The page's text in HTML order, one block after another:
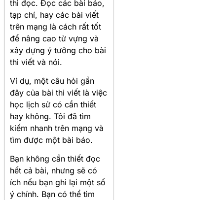
thi đọc. Đọc các bài báo,
tạp chí, hay các bài viết
trên mạng là cách rất tốt
để nâng cao từ vựng và
xây dựng ý tưởng cho bài
thi viết và nói.
Ví dụ, một câu hỏi gần
đây của bài thi viết là việc
học lịch sử có cần thiết
hay không. Tôi đã tìm
kiếm nhanh trên mạng và
tìm được một bài báo.
Bạn không cần thiết đọc
hết cả bài, nhưng sẽ có
ích nếu bạn ghi lại một số
ý chính. Bạn có thể tìm